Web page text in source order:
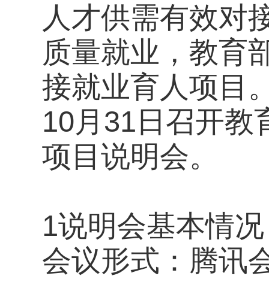
人才供需有效对
质量就业，教育
接就业育人项目
10月31日召开教
项目说明会。
1说明会基本情况
会议形式：腾讯